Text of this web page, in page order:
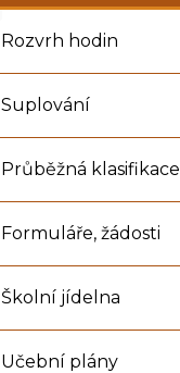
Rozvrh hodin
Suplování
Průběžná klasifikace
Formuláře, žádosti
Školní jídelna
Učební plány